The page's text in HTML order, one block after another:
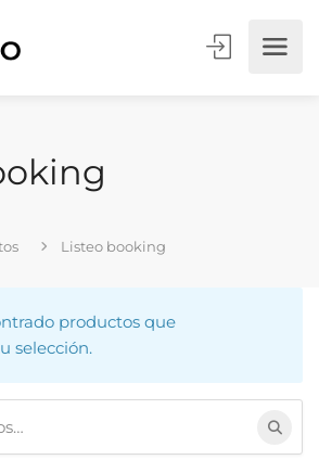
Listeo booking
productos que
selección.